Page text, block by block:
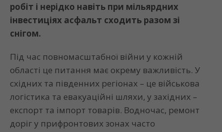
робіт і нерідко навіть при мільярдних
інвестиціях асфальт сходить разом зі
снігом.
Під час повномасштабної війни у кожній
області це питання має окрему важливість. У
східних та південних регіонах – це військова
логістика та евакуаційні шляхи, у західних –
експорт та імпорт товарів. Водночас, ремонт
доріг у прифронтових зонах часто